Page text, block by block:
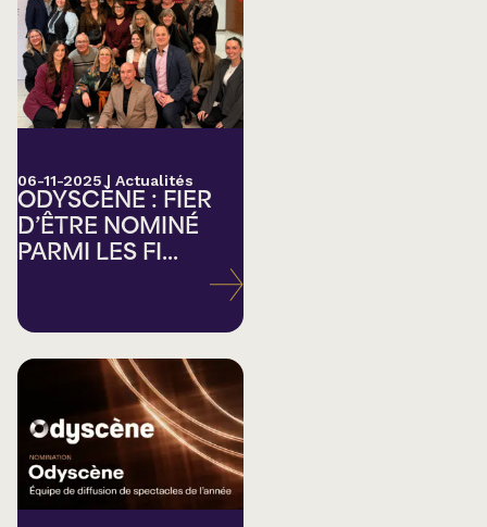
06-11-2025 | Actualités
ODYSCÈNE : FIER
D’ÊTRE NOMINÉ
PARMI LES FI...